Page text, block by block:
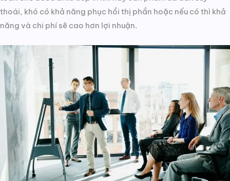
thoái, khó có khả năng phục hồi thị phần hoặc nếu có thì khả
năng và chi phí sẽ cao hơn lợi nhuận.